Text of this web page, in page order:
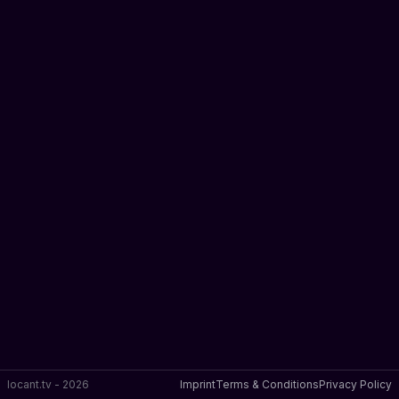
locant.tv - 2026 ImprintTerms & ConditionsPrivacy Policy